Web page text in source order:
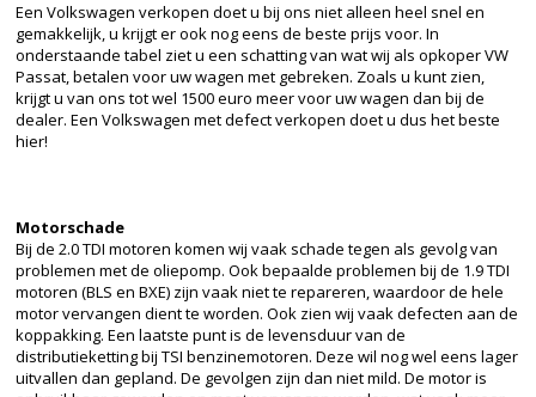
Een Volkswagen verkopen doet u bij ons niet alleen heel snel en
gemakkelijk, u krijgt er ook nog eens de beste prijs voor. In
onderstaande tabel ziet u een schatting van wat wij als opkoper VW
Passat, betalen voor uw wagen met gebreken. Zoals u kunt zien,
krijgt u van ons tot wel 1500 euro meer voor uw wagen dan bij de
dealer. Een Volkswagen met defect verkopen doet u dus het beste
hier!
Motorschade
Bij de 2.0 TDI motoren komen wij vaak schade tegen als gevolg van
problemen met de oliepomp. Ook bepaalde problemen bij de 1.9 TDI
motoren (BLS en BXE) zijn vaak niet te repareren, waardoor de hele
motor vervangen dient te worden. Ook zien wij vaak defecten aan de
koppakking. Een laatste punt is de levensduur van de
distributieketting bij TSI benzinemotoren. Deze wil nog wel eens lager
uitvallen dan gepland. De gevolgen zijn dan niet mild. De motor is